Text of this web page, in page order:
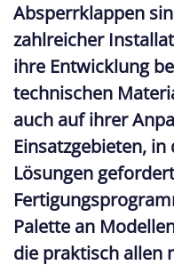
Absperrklappen
zahlreicher
ihre Entwicklung
technischen
auch auf ihrer
Einsatzgebieten,
Lösungen
Palette an
die praktisch allen